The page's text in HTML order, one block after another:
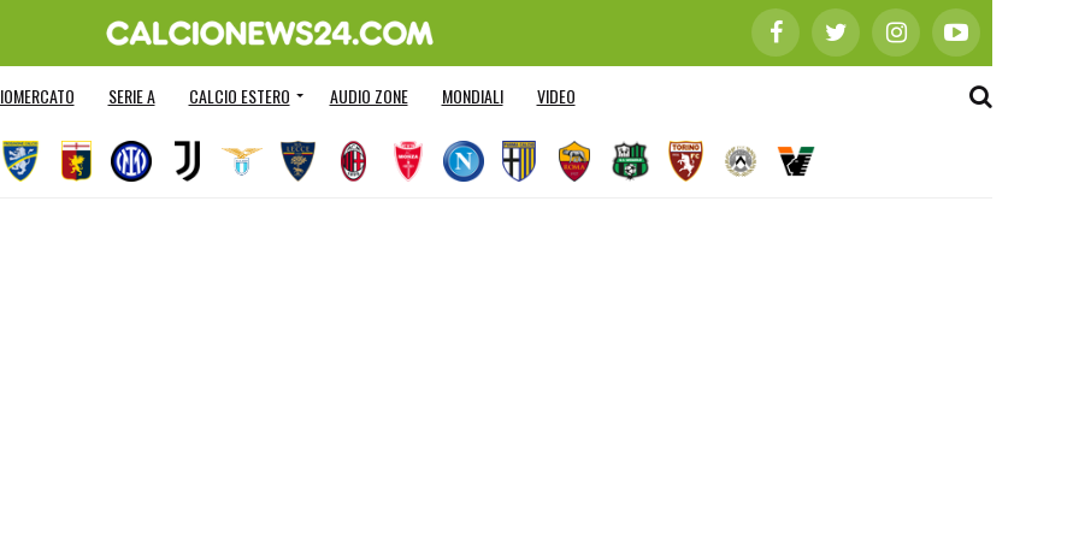
SERIE A CALCIO ESTERO AUDIO ZONE MONDIALI VIDEO